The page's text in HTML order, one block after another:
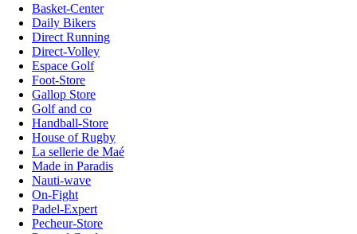
Basket-Center
Daily Bikers
Direct Running
Direct-Volley
Espace Golf
Foot-Store
Gallop Store
Golf and co
Handball-Store
House of Rugby
La sellerie de Maé
Made in Paradis
Nauti-wave
On-Fight
Padel-Expert
Pecheur-Store